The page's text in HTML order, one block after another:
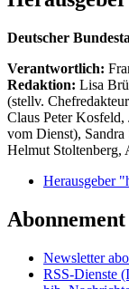
Deutscher
Verantwortlich:
Redaktion: Lisa
(stellv.
Claus Peter
vom Dienst),
Helmut Stoltenberg,
Herausgeber
Abonnement
Newsletter
RSS-Dienste